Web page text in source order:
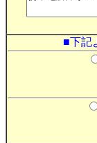
■下記